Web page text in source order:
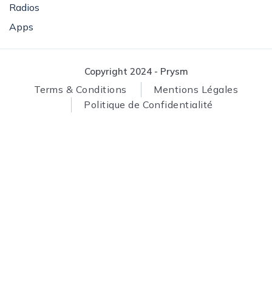
Radios
Apps
Copyright 2024 - Prysm
Terms & Conditions
Mentions Légales
Politique de Confidentialité